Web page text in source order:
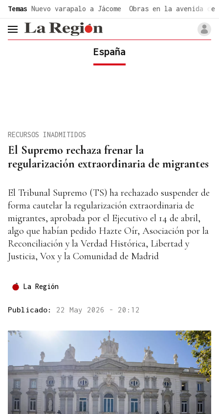
Temas Nuevo varapalo a Jácome Obras en la avenida de
header.menu.open
España
El Supremo rechaza frenar la
regularización extraordinaria de migrantes
RECURSOS INADMITIDOS
El Tribunal Supremo (TS) ha rechazado suspender de
forma cautelar la regularización extraordinaria de
migrantes, aprobada por el Ejecutivo el 14 de abril,
algo que habían pedido Hazte Oír, Asociación por la
Reconciliación y la Verdad Histórica, Libertad y
Justicia, Vox y la Comunidad de Madrid
La Región
Publicado: 22 May 2026 - 20:12